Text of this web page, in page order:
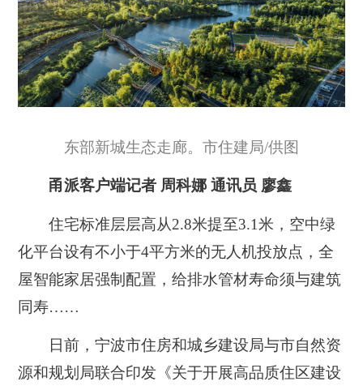
东部新城生态走廊。市住建局/供图
甬派客户端记者 周科娜 通讯员 廖鑫
住宅标准层层高从2.8米提至3.1米，空中绿
化平台设有不小于4平方米的无人机投放点，全
屋智能家居强制配置，给排水管材寿命须与建筑
同寿……
日前，宁波市住房和城乡建设局与市自然资
源和规划局联合印发《关于开展高品质住区建设